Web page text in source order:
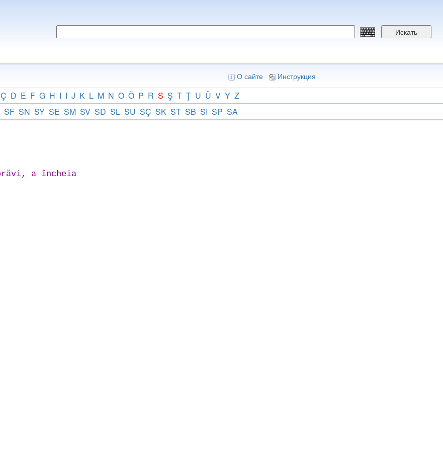
Искать
О сайте Инструкция
Ç D E F G H I I J K L M N O Ö P R S Ş T Ţ U Ü V Y Z
SF SN SY SE SM SV SD SL SU SÇ SK ST SB SI SP SA
a încheia